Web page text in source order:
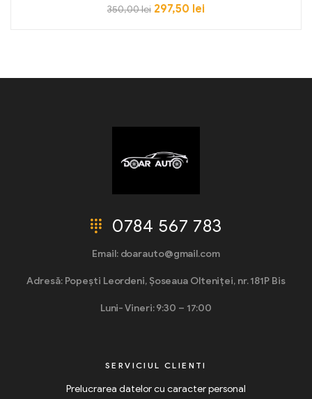
350,00lei 297,50 lei
0784 567 783
Email: doarauto@gmail.com
Adresă: Popești Leordeni, Șoseaua Olteniței, nr. 181P Bis
Luni- Vineri: 9:30 – 17:00
SERVICIUL CLIENTI
Prelucrarea datelor cu caracter personal